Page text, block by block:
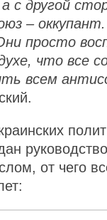
с другой
–
просто
что все
всем
от чего